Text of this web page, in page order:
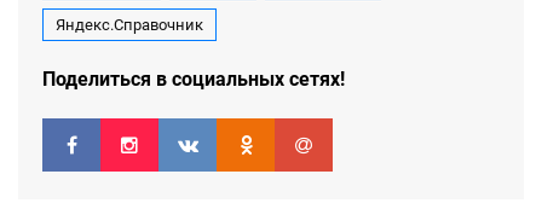
Яндекс.Справочник
Поделиться в социальных сетях!